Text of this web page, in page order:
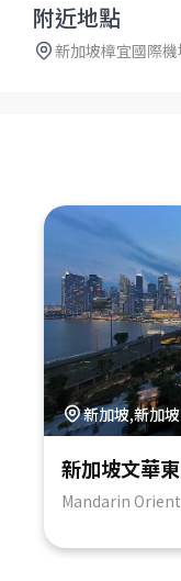
附近地點
新加坡樟宜國際
新加坡,新加坡
新加坡文華
Mandarin